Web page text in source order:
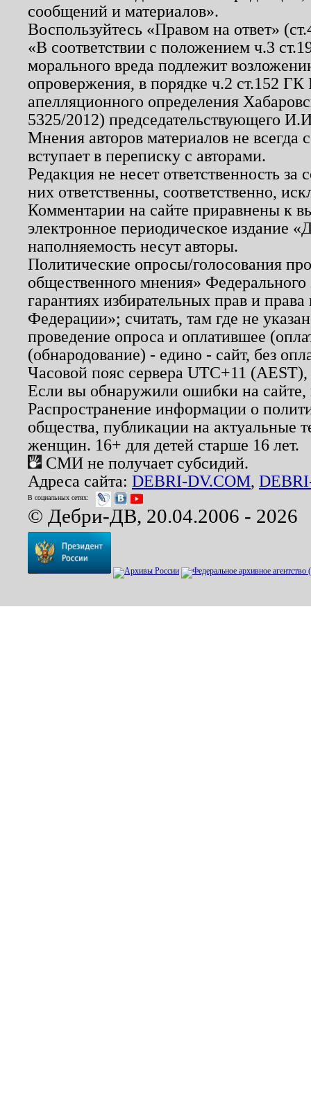
сообщений и материалов».
Воспользуйтесь «Правом на ответ»
«В соответствии с положением ч.3
морального вреда подлежит
опровержения, в порядке ч.2 ст.152
апелляционного определения
5325/2012) председательствующего
Мнения авторов материалов не
вступает в переписку с авторами.
Редакция не несет ответственность
них ответственны, соответственно,
Комментарии на сайте приравнены к
электронное периодическое издание
наполняемость несут авторы.
Политические опросы/голосования
общественного мнения»
гарантиях избирательных прав и
Федерации»; считать, там где не
проведение опроса и оплатившее
(обнародование) - едино - сайт, без
Часовой пояс сервера UTC+11
Если вы обнаружили ошибки на
Распространение информации о
общества, публикации на актуальные
женщин. 16+ для детей старше 16 лет.
СМИ не получает субсидий.
Адреса сайта: DEBRI-DV.COM,
В социальных сетях:
© Дебри-ДВ, 20.04.2006 - 2026